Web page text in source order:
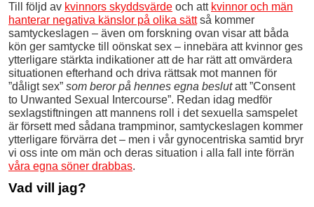
Till följd av kvinnors skyddsvärde och att kvinnor och män
hanterar negativa känslor på olika sättså kommer
samtyckeslagen – även om forskning ovan visar att båda
kön ger samtycke till oönskat sex – innebära att kvinnor ges
ytterligare stärkta indikationer att de har rätt att omvärdera
situationen efterhand och driva rättsak mot mannen för
”dåligt sex” som beror på hennes egna beslutatt ”Consent
to Unwanted Sexual Intercourse”. Redan idag medför
sexlagstiftningen att mannens roll i det sexuella samspelet
är försett med sådana trampminor, samtyckeslagen kommer
ytterligare förvärra det – men i vår gynocentriska samtid bryr
vi oss inte om män och deras situation i alla fall inte förrän
våra egna söner drabbas.
Vad vill jag?